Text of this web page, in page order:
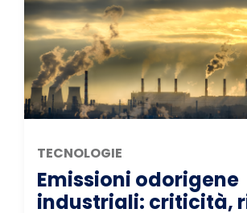
TECNOLOGIE
Emissioni odorigene
industriali: criticità,